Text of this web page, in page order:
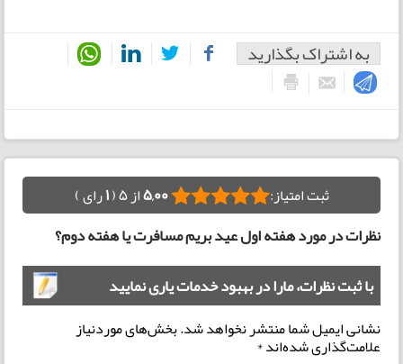
به اشتراک بگذارید
ثبت امتیاز: 5,00از 5 ( 1رای )
نظرات در مورد هفته اول عید بریم مسافرت یا هفته دوم؟
با ثبت نظرات، مارا در بهبود خدمات یاری نمایید
نشانی ایمیل شما منتشر نخواهد شد.بخش‌های موردنیاز
علامت‌گذاری شده‌اند*